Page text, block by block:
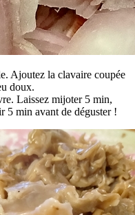
Ajoutez la clavaire coupée
doux.
Laissez mijoter 5 min,
5 min avant de déguster !